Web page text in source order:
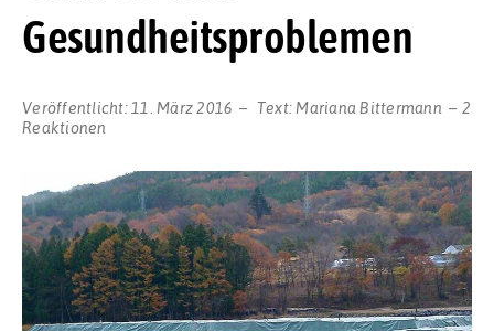
Gesundheitsproblemen
Veröffentlicht: 11. März 2016 Text: Mariana Bittermann
2
Reaktionen